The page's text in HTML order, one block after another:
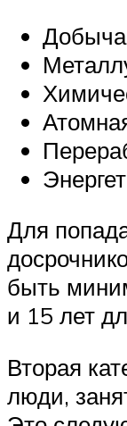
Для
быть
и 15 лет
Вторая
люди,